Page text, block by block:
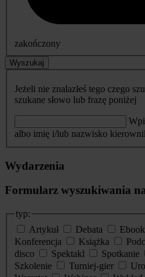
zakończony
Wyszukaj
Jeżeli nie znalazłeś tego czego
szukane słowo lub frazę poniżej
albo imię i/lub nazwisko
Wydarzenia
Formularz wyszukiwania
typ:
Artykuł
Debata Ebook
Konferencja
Książka
disco
Spektakl Spotkanie
Szkolenie
Turniej-gier